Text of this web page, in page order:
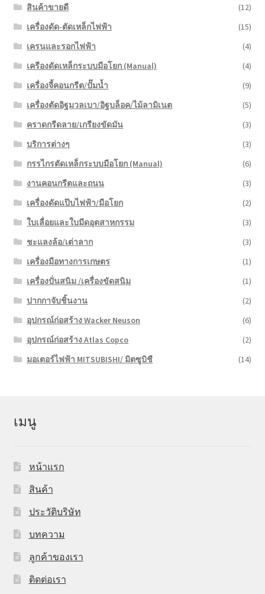
สินค้าขายดี
(12)
เครื่องดัด-ตัดเหล็กไฟฟ้า
(15)
เครนและรอกไฟฟ้า
(4)
เครืองดัดเหล็กระบบมือโยก (Manual)
(4)
เครื่องจี้คอนกรีต/ปั๊มน้ำ
(9)
เครื่องตัดอิฐมวลเบา/อิฐบล็อค/ไม้ลามิเนต
(5)
คราดกรีดลาย/เกรียงขัดมัน
(3)
บริการต่างๆ
(3)
กรรไกรตัดเหล็กระบบมือโยก (Manual)
(6)
งานคอนกรีตและถนน
(3)
เครื่องดัดแป๊บไฟฟ้า/มือโยก
(2)
ใบเลื่อยและใบมีดอุตสาหกรรม
(3)
ชะแลงล้อ/เต่าลาก
(3)
เครื่องมือทางการเกษตร
(1)
เครื่องปั่นสนิม /เครื่องขัดสนิม
(1)
ปากกาจับชิ้นงาน
(2)
อุปกรณ์ก่อสร้าง Wacker Neuson
(6)
อุปกรณ์ก่อสร้าง Atlas Copco
(2)
มอเตอร์ไฟฟ้า MITSUBISHI/ มิตซูบิชี
(14)
เมนู
หน้าแรก
สินค้า
ประวัติบริษัท
บทความ
ลูกค้าของเรา
ติดต่อเรา